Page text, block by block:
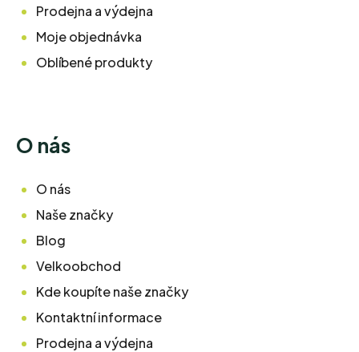
Prodejna a výdejna
Moje objednávka
Oblíbené produkty
O nás
O nás
Naše značky
Blog
Velkoobchod
Kde koupíte naše značky
Kontaktní informace
Prodejna a výdejna